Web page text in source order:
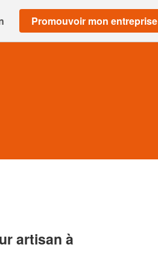
Promouvoir mon entreprise
artisan à